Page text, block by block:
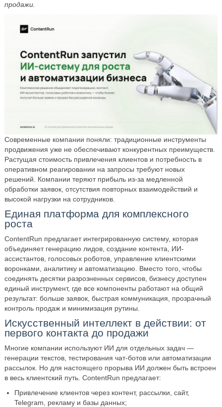
продажи.
Современные компании поняли: традиционные инструменты
продвижения уже не обеспечивают конкурентных преимуществ.
Растущая стоимость привлечения клиентов и потребность в
оперативном реагировании на запросы требуют новых
решений. Компании теряют прибыль из-за медленной
обработки заявок, отсутствия повторных взаимодействий и
высокой нагрузки на сотрудников.
Единая платформа для комплексного
роста
ContentRun предлагает интегрированную систему, которая
объединяет генерацию лидов, создание контента, ИИ-
ассистантов, голосовых роботов, управление клиентскими
воронками, аналитику и автоматизацию. Вместо того, чтобы
соединять десятки разрозненных сервисов, бизнесу доступен
единый инструмент, где все компоненты работают на общий
результат: больше заявок, быстрая коммуникация, прозрачный
контроль продаж и минимизация рутины.
Искусственный интеллект в действии: от
первого контакта до продажи
Многие компании используют ИИ для отдельных задач —
генерации текстов, тестирования чат-ботов или автоматизации
рассылок. Но для настоящего прорыва ИИ должен быть встроен
в весь клиентский путь. ContentRun предлагает:
Привлечение клиентов через контент, рассылки, сайт,
Telegram, рекламу и базы данных;